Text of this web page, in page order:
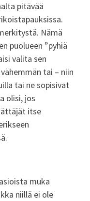
pitävää
Nämä
puolueen ”pyhiä
valita sen
tai – niin
tai ne sopisivat
olisi, jos
itse
muka
niillä ei ole